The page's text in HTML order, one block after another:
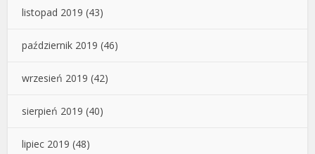
listopad 2019 (43)
październik 2019 (46)
wrzesień 2019 (42)
sierpień 2019 (40)
lipiec 2019 (48)